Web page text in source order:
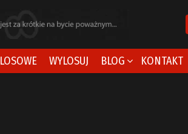
LOSOWE WYLOSUJ BLOG KONTAKT